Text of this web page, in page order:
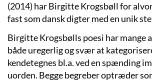
(2014) har Birgitte Krogsbøll for
fast som dansk digter med en unik
Birgitte Krogsbølls poesi har mange
både uregerlig og svær at
kendetegnes bl.a. ved en spænding
uorden. Begge begreber optræder